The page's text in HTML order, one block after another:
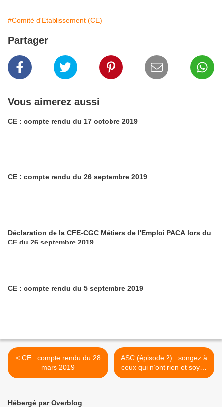
#Comité d'Etablissement (CE)
Partager
Vous aimerez aussi
CE : compte rendu du 17 octobre 2019
CE : compte rendu du 26 septembre 2019
Déclaration de la CFE-CGC Métiers de l'Emploi PACA lors du
CE du 26 septembre 2019
CE : compte rendu du 5 septembre 2019
< CE : compte rendu du 28
mars 2019
ASC (épisode 2) : songez à
ceux qui n’ont rien et soyez
heureux de vous contenter
Hébergé par Overblog